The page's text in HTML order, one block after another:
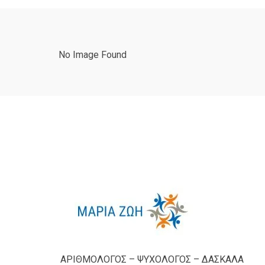
No Image Found
ΑΡΙΘΜΟΛΟΓΟΣ – ΨΥΧΟΛΟΓΟΣ – ΔΑΣΚΑΛΑ